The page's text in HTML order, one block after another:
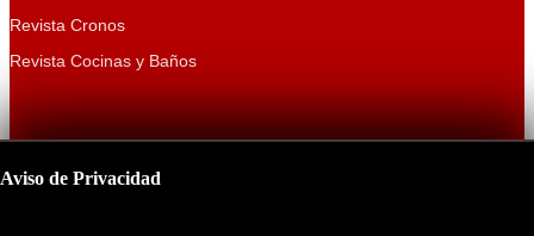
Revista Cronos
Revista Cocinas y Baños
Aviso de Privacidad